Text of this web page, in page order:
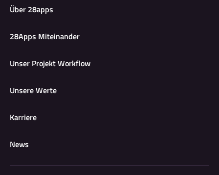
Über 28apps
28Apps Miteinander
Unser Projekt Workflow
Unsere Werte
Karriere
News